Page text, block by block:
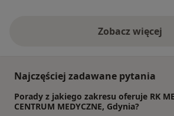
Zobacz więcej
Najczęściej zadawane pytania
Porady z jakiego zakresu oferuje RK
CENTRUM MEDYCZNE, Gdynia?